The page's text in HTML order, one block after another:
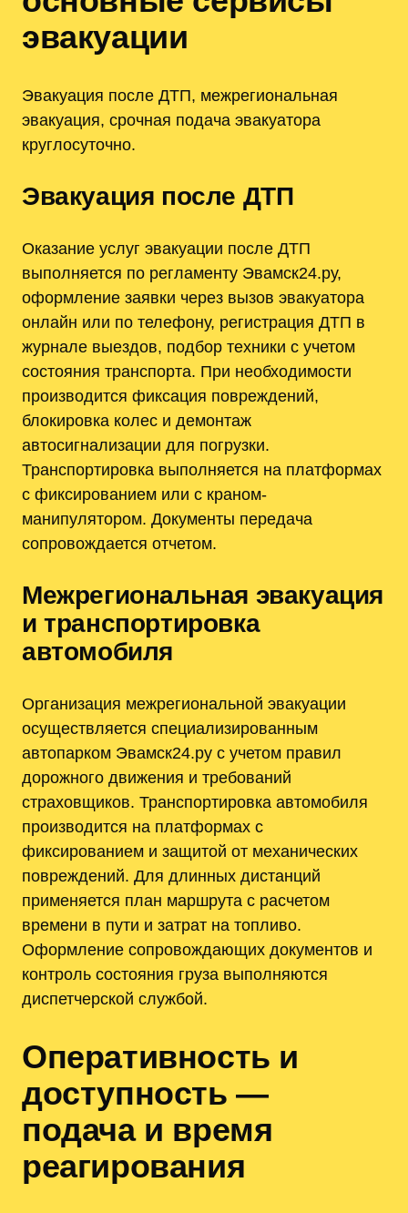
эвакуации
Эвакуация после ДТП, межрегиональная
эвакуация, срочная подача эвакуатора
круглосуточно.
Эвакуация после ДТП
Оказание услуг эвакуации после ДТП
выполняется по регламенту Эвамск24.ру,
оформление заявки через вызов эвакуатора
онлайн или по телефону, регистрация ДТП в
журнале выездов, подбор техники с учетом
состояния транспорта. При необходимости
производится фиксация повреждений,
блокировка колес и демонтаж
автосигнализации для погрузки.
Транспортировка выполняется на платформах
с фиксированием или с краном-
манипулятором. Документы передача
сопровождается отчетом.
Межрегиональная эвакуация
и транспортировка
автомобиля
Организация межрегиональной эвакуации
осуществляется специализированным
автопарком Эвамск24.ру с учетом правил
дорожного движения и требований
страховщиков. Транспортировка автомобиля
производится на платформах с
фиксированием и защитой от механических
повреждений. Для длинных дистанций
применяется план маршрута с расчетом
времени в пути и затрат на топливо.
Оформление сопровождающих документов и
контроль состояния груза выполняются
диспетчерской службой.
Оперативность и
доступность —
подача и время
реагирования